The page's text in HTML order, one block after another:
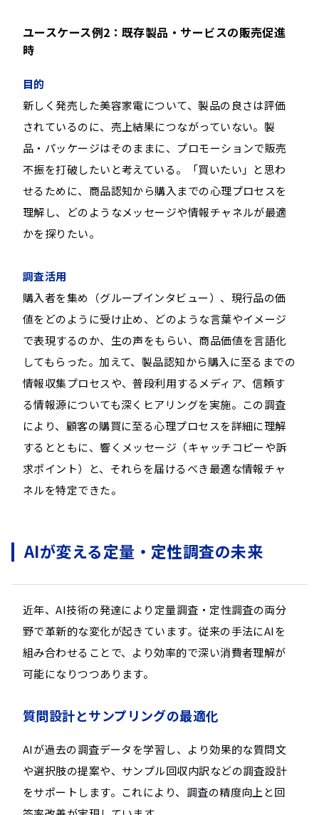
ユースケース例2：既存製品・サービスの販売促進
時
目的
新しく発売した美容家電について、製品の良さは評価
されているのに、売上結果につながっていない。製
品・パッケージはそのままに、プロモーションで販売
不振を打破したいと考えている。「買いたい」と思わ
せるために、商品認知から購入までの心理プロセスを
理解し、どのようなメッセージや情報チャネルが最適
かを探りたい。
調査活用
購入者を集め（グループインタビュー）、現行品の価
値をどのように受け止め、どのような言葉やイメージ
で表現するのか、生の声をもらい、商品価値を言語化
してもらった。加えて、製品認知から購入に至るまでの
情報収集プロセスや、普段利用するメディア、信頼す
る情報源についても深くヒアリングを実施。この調査
により、顧客の購買に至る心理プロセスを詳細に理解
するとともに、響くメッセージ（キャッチコピーや訴
求ポイント）と、それらを届けるべき最適な情報チャ
ネルを特定できた。
AIが変える定量・定性調査の未来
近年、AI技術の発達により定量調査・定性調査の両分
野で革新的な変化が起きています。従来の手法にAIを
組み合わせることで、より効率的で深い消費者理解が
可能になりつつあります。
質問設計とサンプリングの最適化
AIが過去の調査データを学習し、より効果的な質問文
や選択肢の提案や、サンプル回収内訳などの調査設計
をサポートします。これにより、調査の精度向上と回